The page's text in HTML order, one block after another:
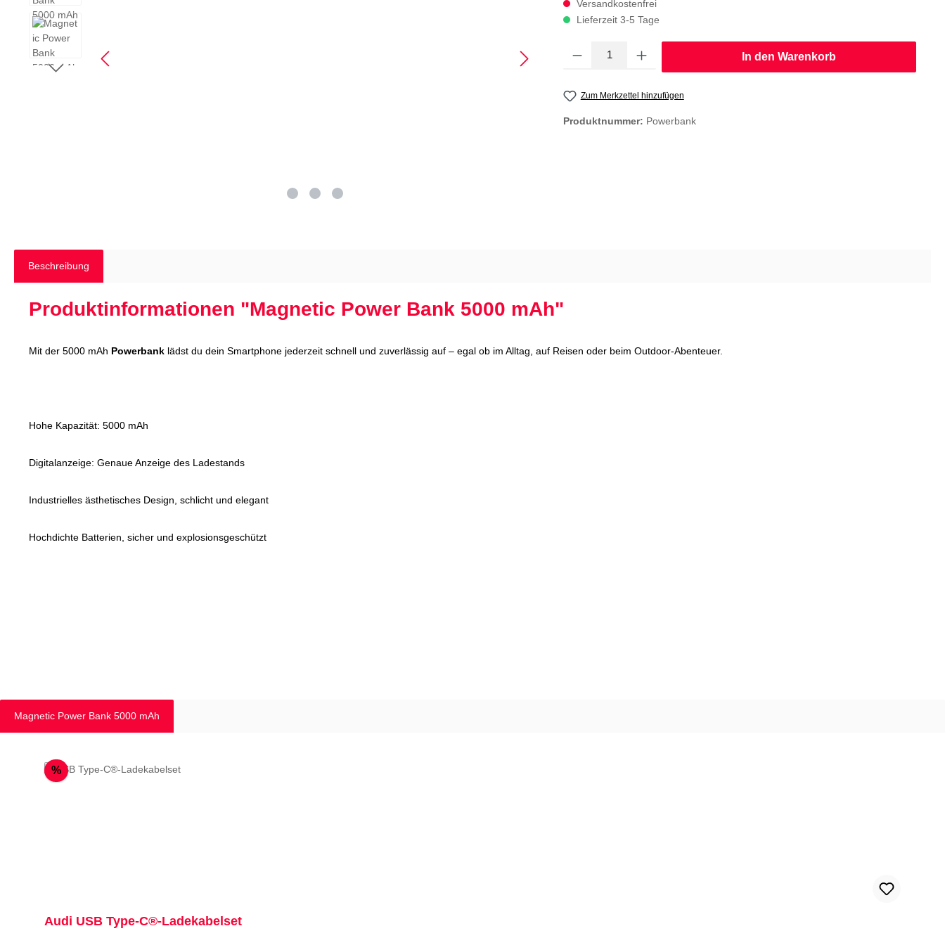
Versandkostenfrei
Lieferzeit 3-5 Tage
In den Warenkorb
Zum Merkzettel hinzufügen
Produktnummer: Powerbank
Beschreibung
Produktinformationen "Magnetic Power Bank 5000 mAh"
Mit der 5000 mAh Powerbank lädst du dein Smartphone jederzeit schnell und zuverlässig auf – egal ob im Alltag, auf Reisen oder beim Outdoor-Abenteuer.
Hohe Kapazität: 5000 mAh
Digitalanzeige: Genaue Anzeige des Ladestands
Industrielles ästhetisches Design, schlicht und elegant
Hochdichte Batterien, sicher und explosionsgeschützt
Magnetic Power Bank 5000 mAh
%Rabatt
Audi USB Type-C®-Ladekabelset